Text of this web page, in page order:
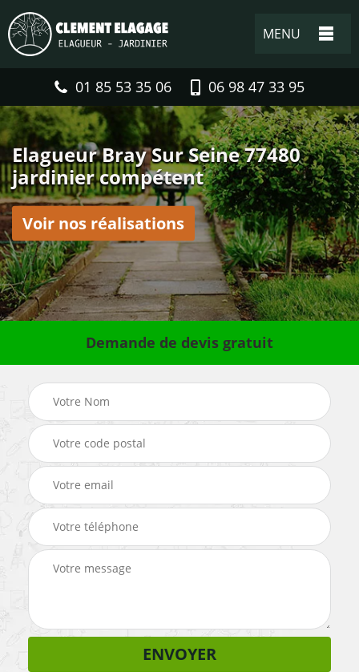
MENU
01 85 53 35 06 06 98 47 33 95
Elagueur Bray Sur Seine 77480
jardinier compétent
Voir nos réalisations
Demande de devis gratuit